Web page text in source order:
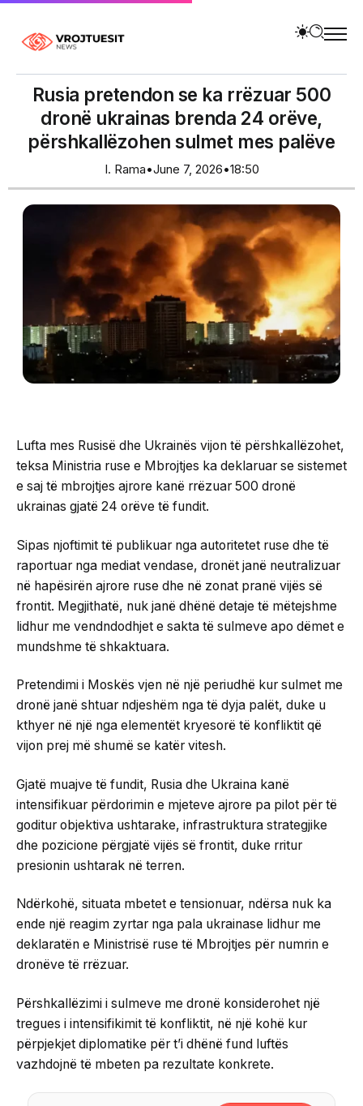
Rusia pretendon se ka rrëzuar 500
dronë ukrainas brenda 24 orëve,
përshkallëzohen sulmet mes palëve
I. Rama•June 7, 2026•18:50
Lufta mes Rusisë dhe Ukrainës vijon të përshkallëzohet,
teksa Ministria ruse e Mbrojtjes ka deklaruar se sistemet
e saj të mbrojtjes ajrore kanë rrëzuar 500 dronë
ukrainas gjatë 24 orëve të fundit.
Sipas njoftimit të publikuar nga autoritetet ruse dhe të
raportuar nga mediat vendase, dronët janë neutralizuar
në hapësirën ajrore ruse dhe në zonat pranë vijës së
frontit. Megjithatë, nuk janë dhënë detaje të mëtejshme
lidhur me vendndodhjet e sakta të sulmeve apo dëmet e
mundshme të shkaktuara.
Pretendimi i Moskës vjen në një periudhë kur sulmet me
dronë janë shtuar ndjeshëm nga të dyja palët, duke u
kthyer në një nga elementët kryesorë të konfliktit që
vijon prej më shumë se katër vitesh.
Gjatë muajve të fundit, Rusia dhe Ukraina kanë
intensifikuar përdorimin e mjeteve ajrore pa pilot për të
goditur objektiva ushtarake, infrastruktura strategjike
dhe pozicione përgjatë vijës së frontit, duke rritur
presionin ushtarak në terren.
Ndërkohë, situata mbetet e tensionuar, ndërsa nuk ka
ende një reagim zyrtar nga pala ukrainase lidhur me
deklaratën e Ministrisë ruse të Mbrojtjes për numrin e
dronëve të rrëzuar.
Përshkallëzimi i sulmeve me dronë konsiderohet një
tregues i intensifikimit të konfliktit, në një kohë kur
përpjekjet diplomatike për t’i dhënë fund luftës
vazhdojnë të mbeten pa rezultate konkrete.